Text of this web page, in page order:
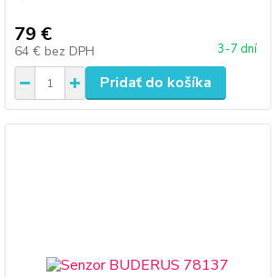
79 €
64 € bez DPH 3-7 dní
Pridať do košíka